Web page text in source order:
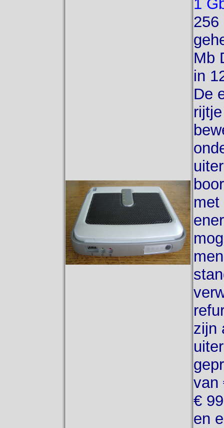
1
256
Mb
in
De
met
zijn
van
€
en